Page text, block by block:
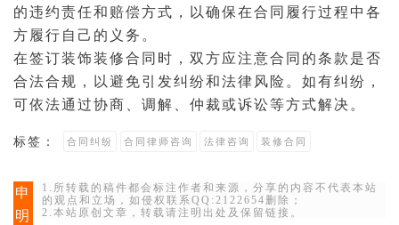
的违约责任和赔偿方式，以确保在合同履行过程中各
方履行自己的义务。
在签订装饰装修合同时，双方应注意合同的条款是否
合法合规，以避免引发纠纷和法律风险。如有纠纷，
可依法通过协商、调解 、仲裁或诉讼等方式解决。
标签： 合同纠纷 合同律师咨询 法律咨询 装修合同
申
明
1.所转载的稿件都会标注作者和来源，分享的内容不代表本站
的观点和立场，如侵权联系QQ:2122654删除；
2.本站原创文章，转载请注明出处及保留链接。